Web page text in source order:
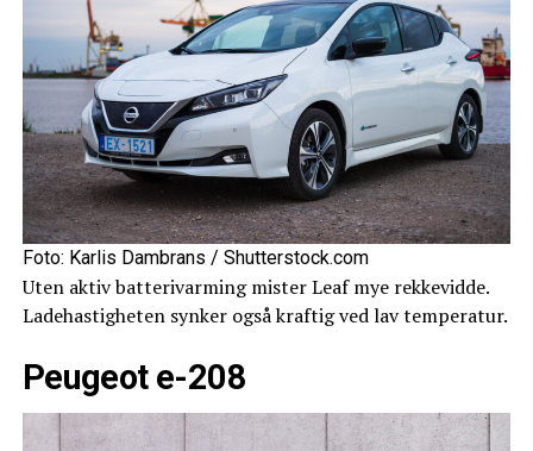
Foto: Karlis Dambrans / Shutterstock.com
Uten aktiv batterivarming mister Leaf mye rekkevidde.
Ladehastigheten synker også kraftig ved lav temperatur.
Peugeot e-208